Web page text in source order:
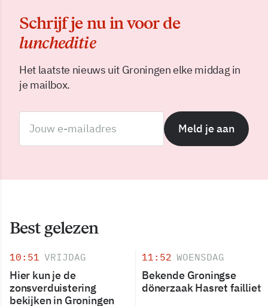
Schrijf je nu in voor de
luncheditie
Het laatste nieuws uit Groningen elke middag in
je mailbox.
Meld je aan
Best gelezen
10:51 VRIJDAG
Hier kun je de
zonsverduistering
bekijken in Groningen
11:52 WOENSDAG
Bekende Groningse
dönerzaak Hasret failliet